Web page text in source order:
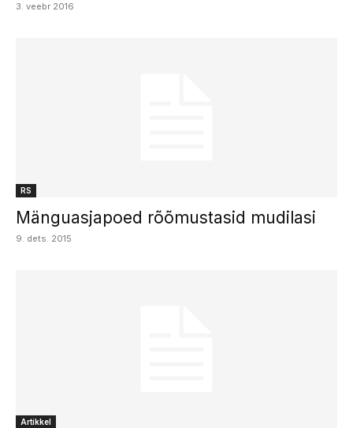
3. veebr 2016
RS
Mänguasjapoed rõõmustasid mudilasi
9. dets. 2015
Artikkel